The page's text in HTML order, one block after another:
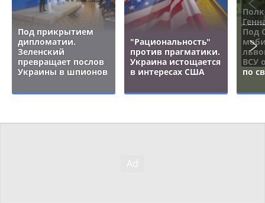
Под прикрытием
дипломатии.
Зеленский
превращает послов
Украины в шпионов
"Рациональность"
против прагматики.
Украина истощается
в интересах США
Под
ВСУ
по